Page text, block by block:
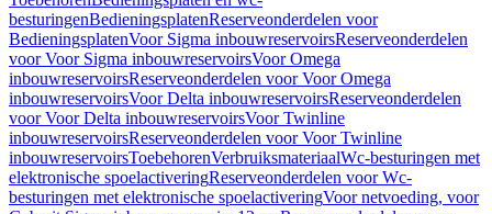
besturingenBedieningsplatenReserveonderdelen voor
BedieningsplatenVoor Sigma inbouwreservoirsReserveonderdelen
voor Voor Sigma inbouwreservoirsVoor Omega
inbouwreservoirsReserveonderdelen voor Voor Omega
inbouwreservoirsVoor Delta inbouwreservoirsReserveonderdelen
voor Voor Delta inbouwreservoirsVoor Twinline
inbouwreservoirsReserveonderdelen voor Voor Twinline
inbouwreservoirsToebehorenVerbruiksmateriaalWc-besturingen met
elektronische spoelactiveringReserveonderdelen voor Wc-
besturingen met elektronische spoelactiveringVoor netvoeding, voor